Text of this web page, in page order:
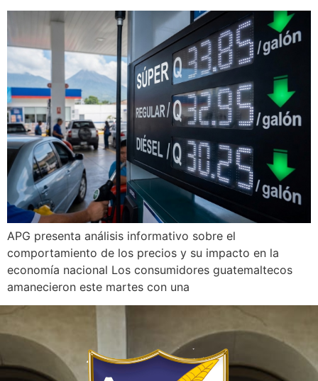
APG presenta análisis informativo sobre el
comportamiento de los precios y su impacto en la
economía nacional Los consumidores guatemaltecos
amanecieron este martes con una